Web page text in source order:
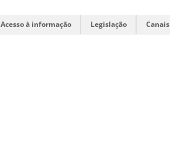
Acesso à informação Legislação Canais